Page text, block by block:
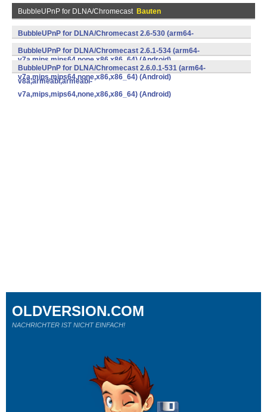
BubbleUPnP for DLNA/Chromecast Bauten
BubbleUPnP for DLNA/Chromecast 2.6-530 (arm64-
v8a,armeabi,armeabi-
v7a,mips,mips64,none,x86,x86_64) (Android)
BubbleUPnP for DLNA/Chromecast 2.6.1-534 (arm64-
v8a,armeabi,armeabi-
v7a,mips,mips64,none,x86,x86_64) (Android)
BubbleUPnP for DLNA/Chromecast 2.6.0.1-531 (arm64-
v8a,armeabi,armeabi-
v7a,mips,mips64,none,x86,x86_64) (Android)
OLDVERSION.COM
NACHRICHTER IST NICHT EINFACH!